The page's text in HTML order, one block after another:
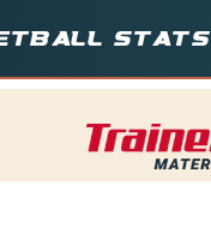
stats